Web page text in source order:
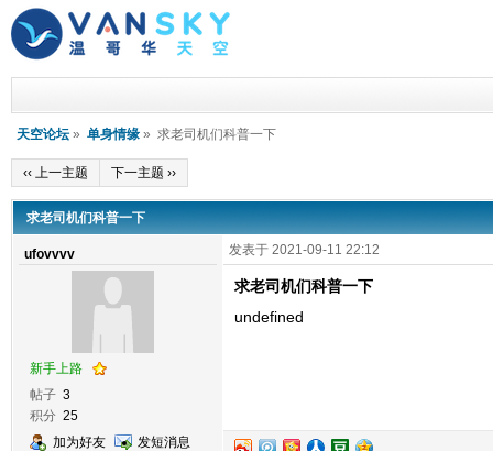
天空论坛 » 单身情缘 » 求老司机们科普一下
‹‹ 上一主题 下一主题 ››
求老司机们科普一下
ufovvvv
新手上路
帖子 3
积分 25
加为好友
发短消息
发表于 2021-09-11 22:12
求老司机们科普一下
undefined